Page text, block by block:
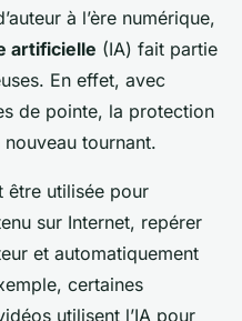
à l’ère numérique,
artificielle (IA) fait partie
En effet, avec
de pointe, la protection
tournant.
être utilisée pour
sur Internet, repérer
et automatiquement
certaines
utilisent l’IA pour